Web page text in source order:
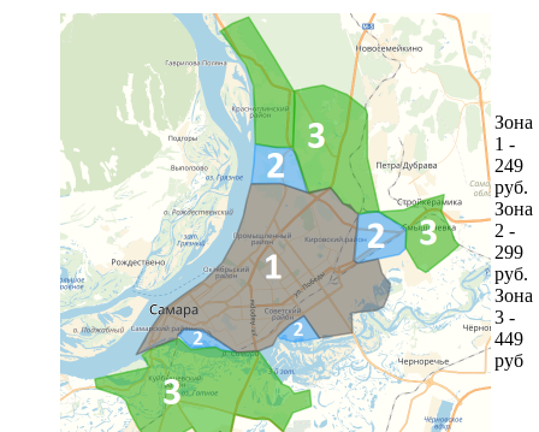
Зона
1 -
249
руб.
Зона
2 -
299
руб.
Зона
3 -
449
руб